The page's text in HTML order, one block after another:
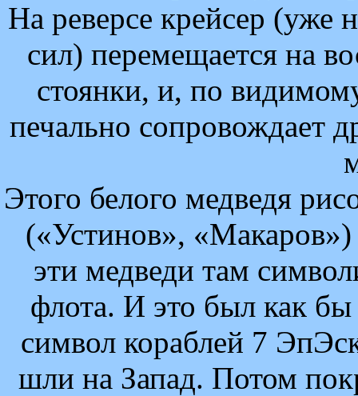
На реверсе крейсер (уже
сил) перемещается на
стоянки, и, по
печально сопровождает
Этого белого медведя
(«Устинов»,
эти медведи там
флота. И это был как
символ кораблей 7
шли на Запад. Потом